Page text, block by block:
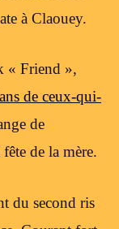
à Claouey.
« Friend »,
de ceux-qui-
de
de la mère.
du second ris